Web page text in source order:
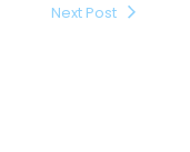
Next Post